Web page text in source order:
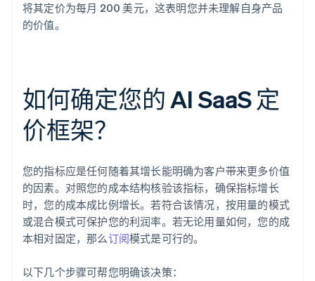
将其定价为每月 200 美元，这表明您并未理解自身产品
的价值。
如何确定您的 AI SaaS 定
价框架？
您的指标应是任何随着其增长能明确为客户带来更多价值
的因素。对照您的成本结构核验该指标，确保指标增长
时，您的成本成比例增长。若符合该情况，按用量的模式
或混合模式可保护您的利润率。若无论用量如何，您的成
本相对固定，那么订阅模式是可行的。
以下几个步骤可帮您明确该决策：